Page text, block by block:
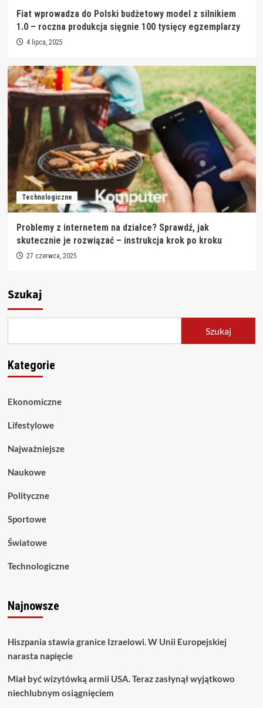
Fiat wprowadza do Polski budżetowy model z silnikiem
1.0 – roczna produkcja sięgnie 100 tysięcy egzemplarzy
4 lipca, 2025
Technologiczne
Problemy z internetem na działce? Sprawdź, jak
skutecznie je rozwiązać – instrukcja krok po kroku
27 czerwca, 2025
Szukaj
Szukaj
Kategorie
Ekonomiczne
Lifestylowe
Najważniejsze
Naukowe
Polityczne
Sportowe
Światowe
Technologiczne
Najnowsze
Hiszpania stawia granice Izraelowi. W Unii Europejskiej
narasta napięcie
Miał być wizytówką armii USA. Teraz zasłynął wyjątkowo
niechlubnym osiągnięciem